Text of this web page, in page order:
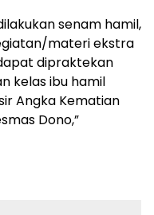
senam hamil,
materi ekstra
dipraktekan
kelas ibu hamil
Angka Kematian
Dono,”